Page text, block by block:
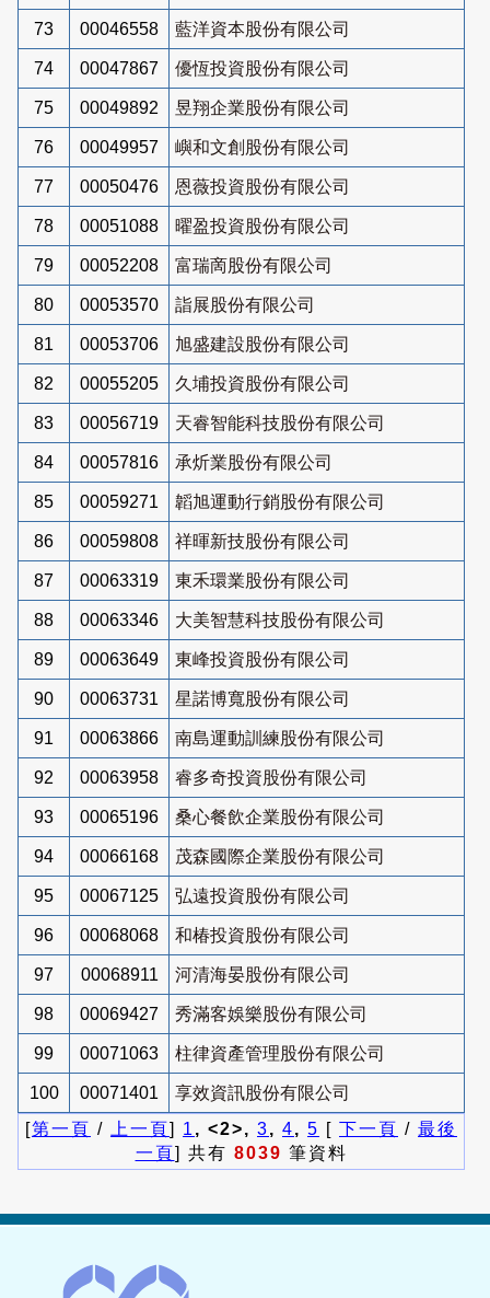
73 00046558 藍洋資本股份有限公司
74 00047867 優恆投資股份有限公司
75 00049892 昱翔企業股份有限公司
76 00049957 嶼和文創股份有限公司
77 00050476 恩薇投資股份有限公司
78 00051088 曜盈投資股份有限公司
79 00052208 富瑞啇股份有限公司
80 00053570 詣展股份有限公司
81 00053706 旭盛建設股份有限公司
82 00055205 久埔投資股份有限公司
83 00056719 天睿智能科技股份有限公司
84 00057816 承炘業股份有限公司
85 00059271 韜旭運動行銷股份有限公司
86 00059808 祥暉新技股份有限公司
87 00063319 東禾環業股份有限公司
88 00063346 大美智慧科技股份有限公司
89 00063649 東峰投資股份有限公司
90 00063731 星諾博寬股份有限公司
91 00063866 南島運動訓練股份有限公司
92 00063958 睿多奇投資股份有限公司
93 00065196 桑心餐飲企業股份有限公司
94 00066168 茂森國際企業股份有限公司
95 00067125 弘遠投資股份有限公司
96 00068068 和椿投資股份有限公司
97 00068911 河清海晏股份有限公司
98 00069427 秀滿客娛樂股份有限公司
99 00071063 柱律資產管理股份有限公司
100 00071401
享效資訊股份有限公司
[第一頁 / 上一頁] 1 , <2>, 3, 4, 5 [ 下一頁 / 最後
一頁] 共有 8039 筆資料